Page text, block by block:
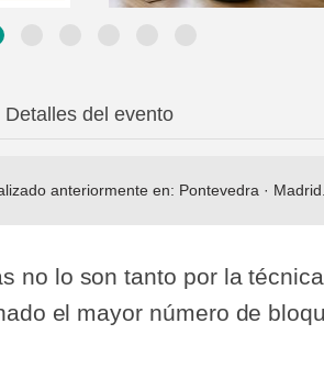
Detalles del evento
anteriormente en: Pontevedra · Madrid
no lo son tanto por la técnica
el mayor número de